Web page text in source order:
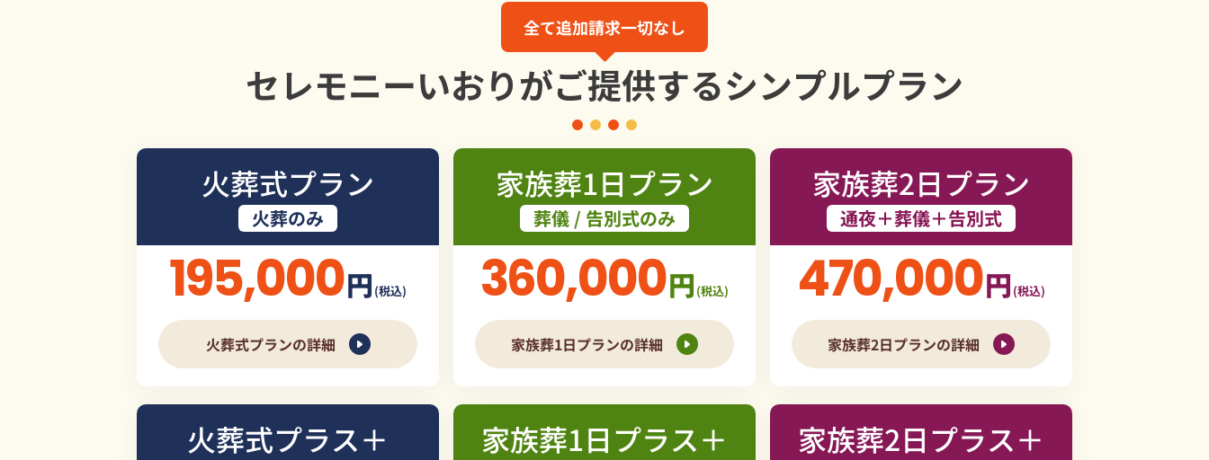
全て追加請求一切なし
セレモニーいおりがご提供するシンプルプラン
火葬式プラン
火葬のみ
195,000円 (税込)
火葬式プランの詳細
家族葬1日プラン
葬儀 / 告別式のみ
360,000円 (税込)
家族葬1日プランの詳細
家族葬2日プラン
通夜＋葬儀＋告別式
470,000円 (税込)
家族葬2日プランの詳細
火葬式プラス＋ 家族葬1日プラス＋ 家族葬2日プラス＋